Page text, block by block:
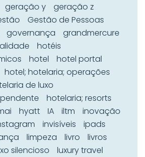
geração y
geração z
Gestão de Pessoas
governança
grandmercure
hotéis
hotel
hotel portal
hotel; hotelaria; operações
de luxo
hotelaria; resorts
hyatt IA iltm
inovação
invisíveis
ipads
limpeza livro
livros
silencioso
luxury travel